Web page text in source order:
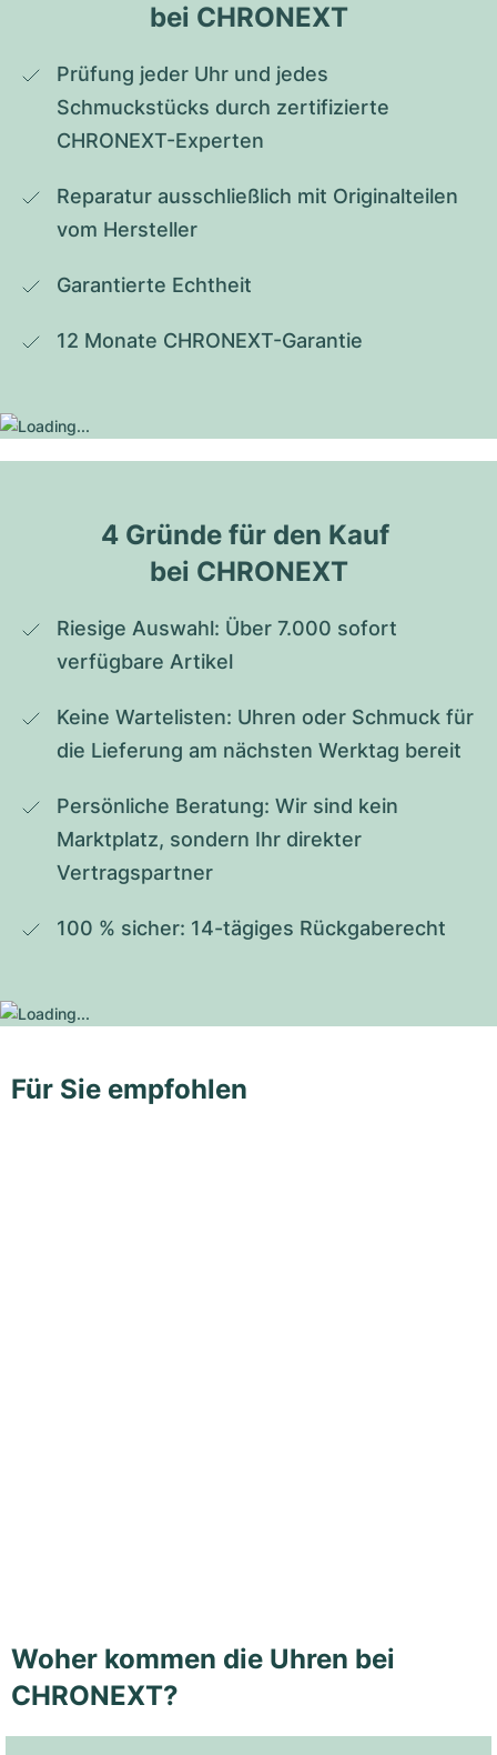
bei CHRONEXT
Prüfung jeder Uhr und jedes
Schmuckstücks durch zertifizierte
CHRONEXT-Experten
Reparatur ausschließlich mit Originalteilen
vom Hersteller
Garantierte Echtheit
12 Monate CHRONEXT-Garantie
4 Gründe für den Kauf
bei CHRONEXT
Riesige Auswahl: Über 7.000 sofort
verfügbare Artikel
Keine Wartelisten: Uhren oder Schmuck für
die Lieferung am nächsten Werktag bereit
Persönliche Beratung: Wir sind kein
Marktplatz, sondern Ihr direkter
Vertragspartner
100 % sicher: 14-tägiges Rückgaberecht
Für Sie empfohlen
Woher kommen die Uhren bei
CHRONEXT?